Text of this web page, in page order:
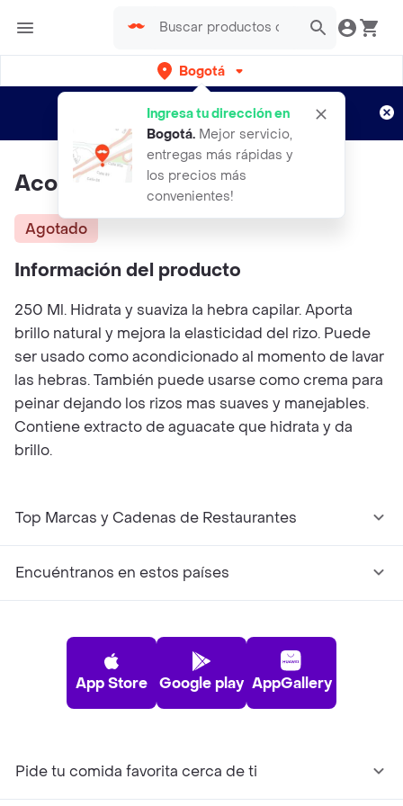
Bogotá
Ingresa tu dirección en
Bogotá. Mejor servicio,
entregas más rápidas y
los precios más
convenientes!
envíos gratis por semanas
Aplican TyC
Acondicionador Rizos Felices
Agotado
Información del producto
250 Ml. Hidrata y suaviza la hebra capilar. Aporta
brillo natural y mejora la elasticidad del rizo. Puede
ser usado como acondicionado al momento de lavar
las hebras. También puede usarse como crema para
peinar dejando los rizos mas suaves y manejables.
Contiene extracto de aguacate que hidrata y da
brillo.
Top Marcas y Cadenas de Restaurantes
Encuéntranos en estos países
App Store Google play AppGallery
Pide tu comida favorita cerca de ti